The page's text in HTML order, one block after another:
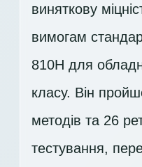
виняткову
вимогам
810H для
класу. Він
методів та 26
тестування,